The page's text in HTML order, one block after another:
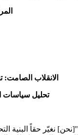
لانقلاب الصامت:
تحليل سياسات
"[نحن] نغيّر حقاً البنية